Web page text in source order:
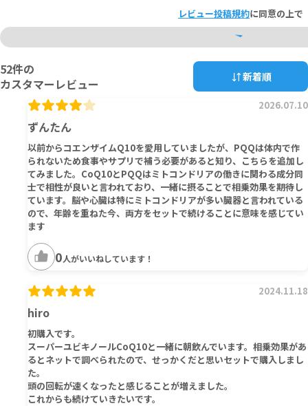
レビュー投稿規約に同意の上で
52件の
カスタマーレビュー
新着順
ずんたん
2026.07.10
以前からコエンザイムQ10を愛用していましたが、PQQは体内で作
られないため食事やサプリで補う必要があると知り、こちらを追加し
てみました。CoQ10とPQQはミトコンドリアの働きに関わる成分同
士で相性が良いと言われており、一緒に摂ることで相乗効果を期待し
ています。脳や心臓は特にミトコンドリアが多い臓器と言われている
ので、年齢を重ねた今、両方をセットで続けることに意味を感じてい
ます
0人がいいねしています！
hiro
2024.11.18
初購入です。
スーパーユビキノールCoQ10と一緒に朝飲んでいます。相乗効果があ
るとネットで調べられたので、せっかくだと思いセットで購入しまし
た。
頭の回転が速くなったと感じることが増えました。
これからも続けていきたいです。